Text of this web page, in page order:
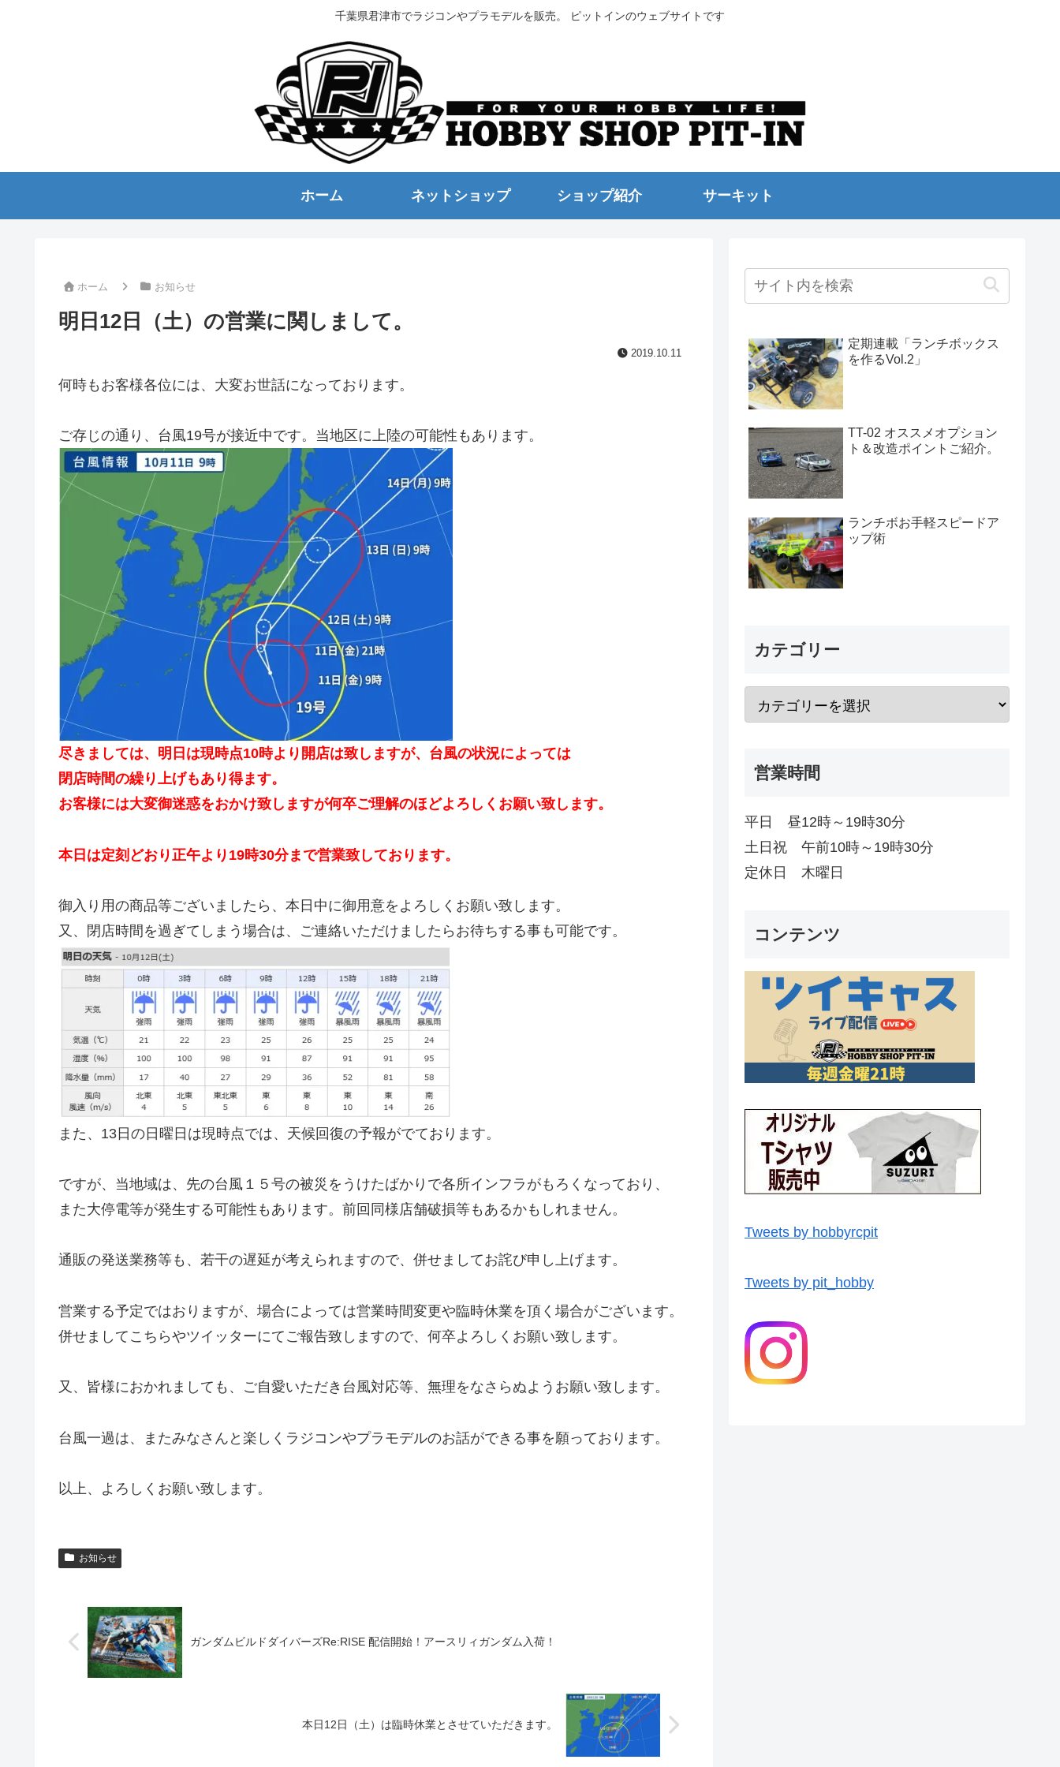
千葉県君津市でラジコンやプラモデルを販売。 ピットインのウェブサイトです
ホーム ネットショップ ショップ紹介 サーキット
ホーム お知らせ
明日12日（土）の営業に関しまして。
2019.10.11
何時もお客様各位には、大変お世話になっております。
ご存じの通り、台風19号が接近中です。当地区に上陸の可能性もあります。
尽きましては、明日は現時点10時より開店は致しますが、台風の状況によっては
閉店時間の繰り上げもあり得ます。
お客様には大変御迷惑をおかけ致しますが何卒ご理解のほどよろしくお願い致します。
本日は定刻どおり正午より19時30分まで営業致しております。
御入り用の商品等ございましたら、本日中に御用意をよろしくお願い致します。
又、閉店時間を過ぎてしまう場合は、ご連絡いただけましたらお待ちする事も可能です。
また、13日の日曜日は現時点では、天候回復の予報がでております。
ですが、当地域は、先の台風１５号の被災をうけたばかりで各所インフラがもろくなっており、
また大停電等が発生する可能性もあります。前回同様店舗破損等もあるかもしれません。
通販の発送業務等も、若干の遅延が考えられますので、併せましてお詫び申し上げます。
営業する予定ではおりますが、場合によっては営業時間変更や臨時休業を頂く場合がございます。
併せましてこちらやツイッターにてご報告致しますので、何卒よろしくお願い致します。
又、皆様におかれましても、ご自愛いただき台風対応等、無理をなさらぬようお願い致します。
台風一過は、またみなさんと楽しくラジコンやプラモデルのお話ができる事を願っております。
以上、よろしくお願い致します。
お知らせ
ガンダムビルドダイバーズRe:RISE 配信開始！アースリィガンダム入荷！
本日12日（土）は臨時休業とさせていただきます。
定期連載「ランチボックス
を作るVol.2」
TT-02 オススメオプション
ト＆改造ポイントご紹介。
ランチボお手軽スピードア
ップ術
カテゴリー
営業時間
平日 昼12時～19時30分
土日祝 午前10時～19時30分
定休日 木曜日
コンテンツ
Tweets by hobbyrcpit
Tweets by pit_hobby